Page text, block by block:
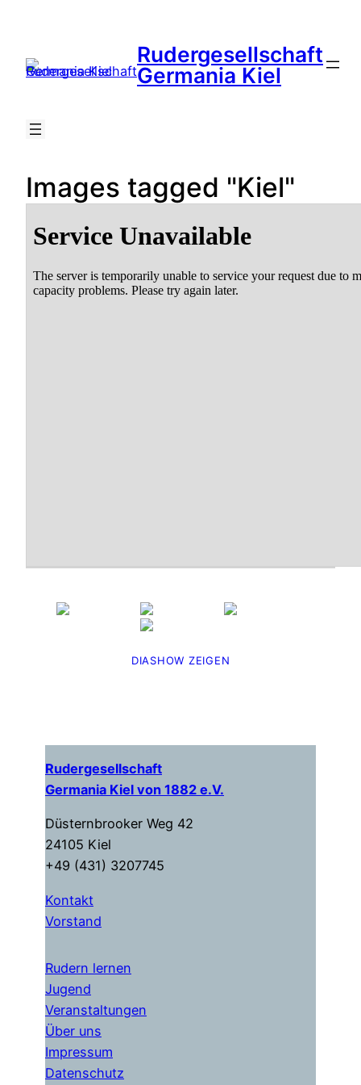
springen
Rudergesellschaft
Germania Kiel
Images tagged "Kiel"
DIASHOW ZEIGEN
Rudergesellschaft
Germania Kiel von 1882 e.V.
Düsternbrooker Weg 42
24105 Kiel
+49 (431) 3207745
Kontakt
Vorstand
Rudern lernen
Jugend
Veranstaltungen
Über uns
Impressum
Datenschutz